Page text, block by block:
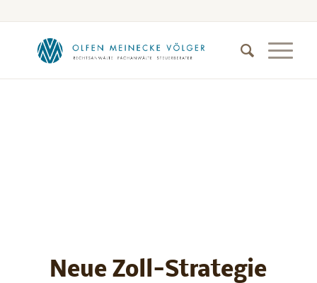
Neue Zoll-Strategie